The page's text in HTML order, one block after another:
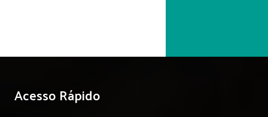
Acesso Rápido